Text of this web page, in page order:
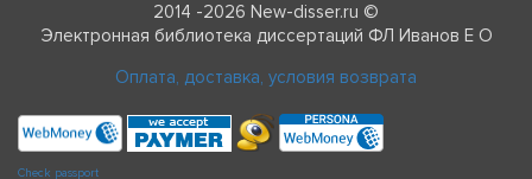
2014 -2026 New-disser.ru ©
Электронная библиотека диссертаций ФЛ Иванов Е О
Оплата, доставка, условия возврата
Check passport